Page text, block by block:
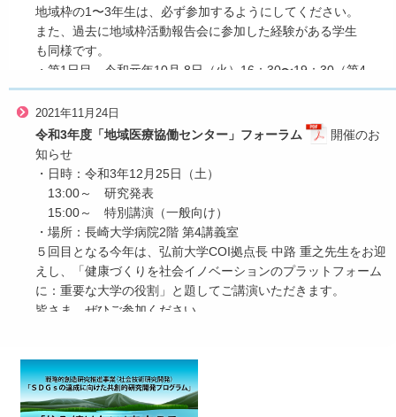
地域枠の1〜3年生は、必ず参加するようにしてください。
また、過去に地域枠活動報告会に参加した経験がある学生
も同様です。
・第1日目…令和元年10月 8日（火）16：30〜19：30（第4
講義室）
・第2日目…令和元年10月15日（火）16：30〜19：10（第
4講義室）
2021年11月24日
令和3年度「地域医療協働センター」フォーラム
開催のお
知らせ
・日時：令和3年12月25日（土）
13:00～ 研究発表
15:00～ 特別講演（一般向け）
・場所：長崎大学病院2階 第4講義室
５回目となる今年は、弘前大学COI拠点長 中路 重之先生をお迎
えし、「健康づくりを社会イノベーションのプラットフォーム
に：重要な大学の役割」と題してご講演いただきます。
皆さま、ぜひご参加ください。
2020年12月08日
「地域医療協働センター」フォーラム